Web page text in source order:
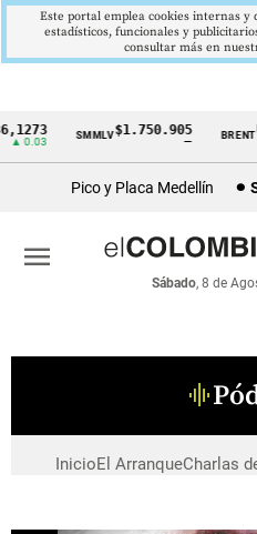
Cintillo
económicos
Colombia
▲ 0.03
SMMLV $1.750.905
—
BRENT
Pico y Placa Medellín
Sábado, 8 de
menu
graphic_eq
InicioEl ArranqueCharlas
Este portal emplea cookies internas y
estadísticos, funcionales y
consultar más en